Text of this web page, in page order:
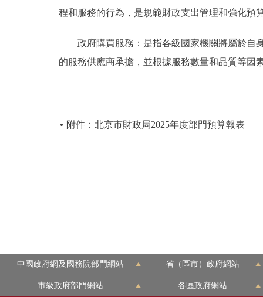
程和服務的行為，是規範財政支出管理和強化預
政府購買服務：是指各級國家機關將屬於自身
的服務供應商承擔，並根據服務數量和品質等因
附件：北京市財政局2025年度部門預算報表
中國政府網及國務院部門網站 省（區市）政府網站
市級政府部門網站 各區政府網站